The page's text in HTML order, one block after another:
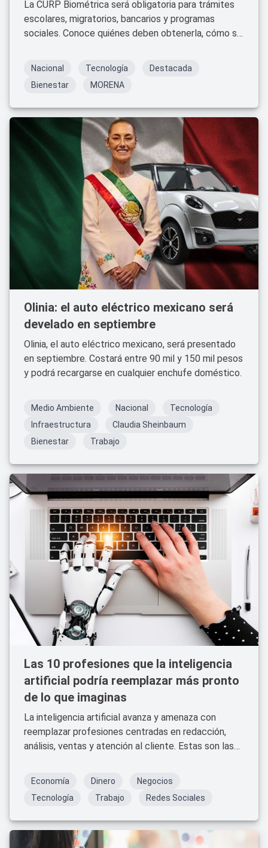
La CURP Biométrica será obligatoria para trámites
escolares, migratorios, bancarios y programas
sociales. Conoce quiénes deben obtenerla, cómo se
México.
Nacional Tecnología
Destacada
Bienestar
MORENA
Olinia: el auto eléctrico mexicano será
develado en septiembre
Olinia, el auto eléctrico mexicano, será presentado
en septiembre. Costará entre 90 mil y 150 mil pesos
y podrá recargarse en cualquier enchufe doméstico.
Medio Ambiente Nacional
Tecnología
Infraestructura
Claudia Sheinbaum
Bienestar
Trabajo
Las 10 profesiones que la inteligencia
artificial podría reemplazar más pronto
de lo que imaginas
La inteligencia artificial avanza y amenaza con
reemplazar profesiones centradas en redacción,
análisis, ventas y atención al cliente. Estas son las
recientes.
Economía Dinero
Negocios
Tecnología
Trabajo Redes Sociales